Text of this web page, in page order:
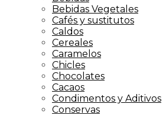
Bebidas Vegetales
Cafés y sustitutos
Caldos
Cereales
Caramelos
Chicles
Chocolates
Cacaos
Condimentos y Aditivos
Conservas